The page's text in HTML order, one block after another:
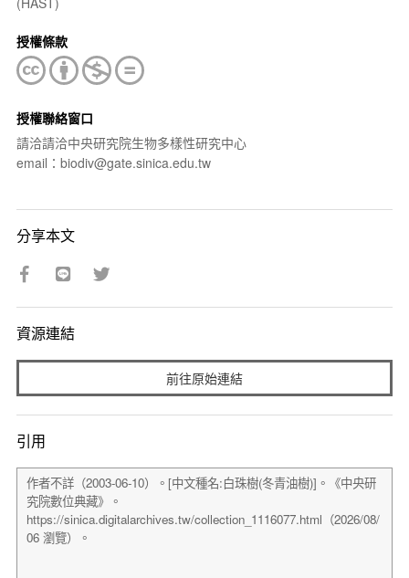
授權條款
授權聯絡窗口
請洽請洽中央研究院生物多樣性研究中心
email：biodiv@gate.sinica.edu.tw
分享本文
資源連結
前往原始連結
引用